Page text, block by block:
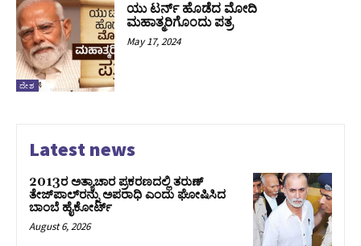
ದೇಶ
ಯು ಟರ್ನ್ ಹೊಡೆದ ಮೋದಿ
ಮಹಾತ್ಮರಿಗೊಂದು ಪತ್ರ‌
May 17, 2024
Latest news
2013ರ ಅತ್ಯಾಚಾರ ಪ್ರಕರಣದಲ್ಲಿ ತರುಣ್
ತೇಜ್‌ಪಾಲ್‌ರನ್ನು ಅಪರಾಧಿ ಎಂದು ಘೋಷಿಸಿದ
ಬಾಂಬೆ ಹೈಕೋರ್ಟ್
August 6, 2026